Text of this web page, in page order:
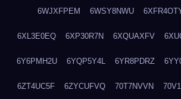
6WJXFPEM 6WSY8NWU
6XL3E0EQ 6XP30R7N 6XQUAXFV
6Y6PMH2U 6YQP5Y4L 6YR8PDRZ
6ZT4UC5F 6ZYCUFVQ 70T7NVVN